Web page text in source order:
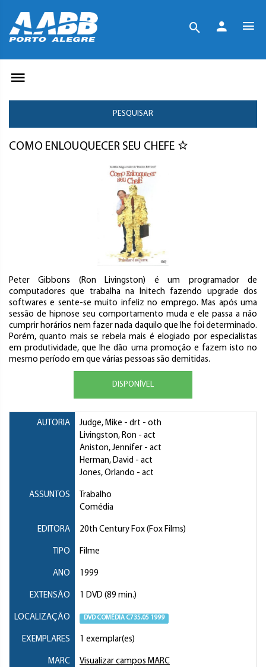
PESQUISAR
COMO ENLOUQUECER SEU CHEFE
Peter Gibbons (Ron Livingston) é um programador de
computadores que trabalha na Initech fazendo upgrade dos
softwares e sente-se muito infeliz no emprego. Mas após uma
sessão de hipnose seu comportamento muda e ele passa a não
cumprir horários nem fazer nada daquilo que lhe foi determinado.
Porém, quanto mais se rebela mais é elogiado por especialistas
em produtividade, que lhe dão uma promoção e fazem isto no
mesmo período em que várias pessoas são demitidas.
DISPONÍVEL
AUTORIA Judge, Mike - drt - oth
Livingston, Ron - act
Aniston, Jennifer - act
Herman, David - act
Jones, Orlando - act
ASSUNTOS
Trabalho
Comédia
EDITORA 20th Century Fox (Fox Films)
TIPO Filme
ANO 1999
EXTENSÃO 1 DVD (89 min.)
LOCALIZAÇÃO DVD COMÉDIA C735.05 1999
EXEMPLARES 1 exemplar(es)
MARC Visualizar campos MARC